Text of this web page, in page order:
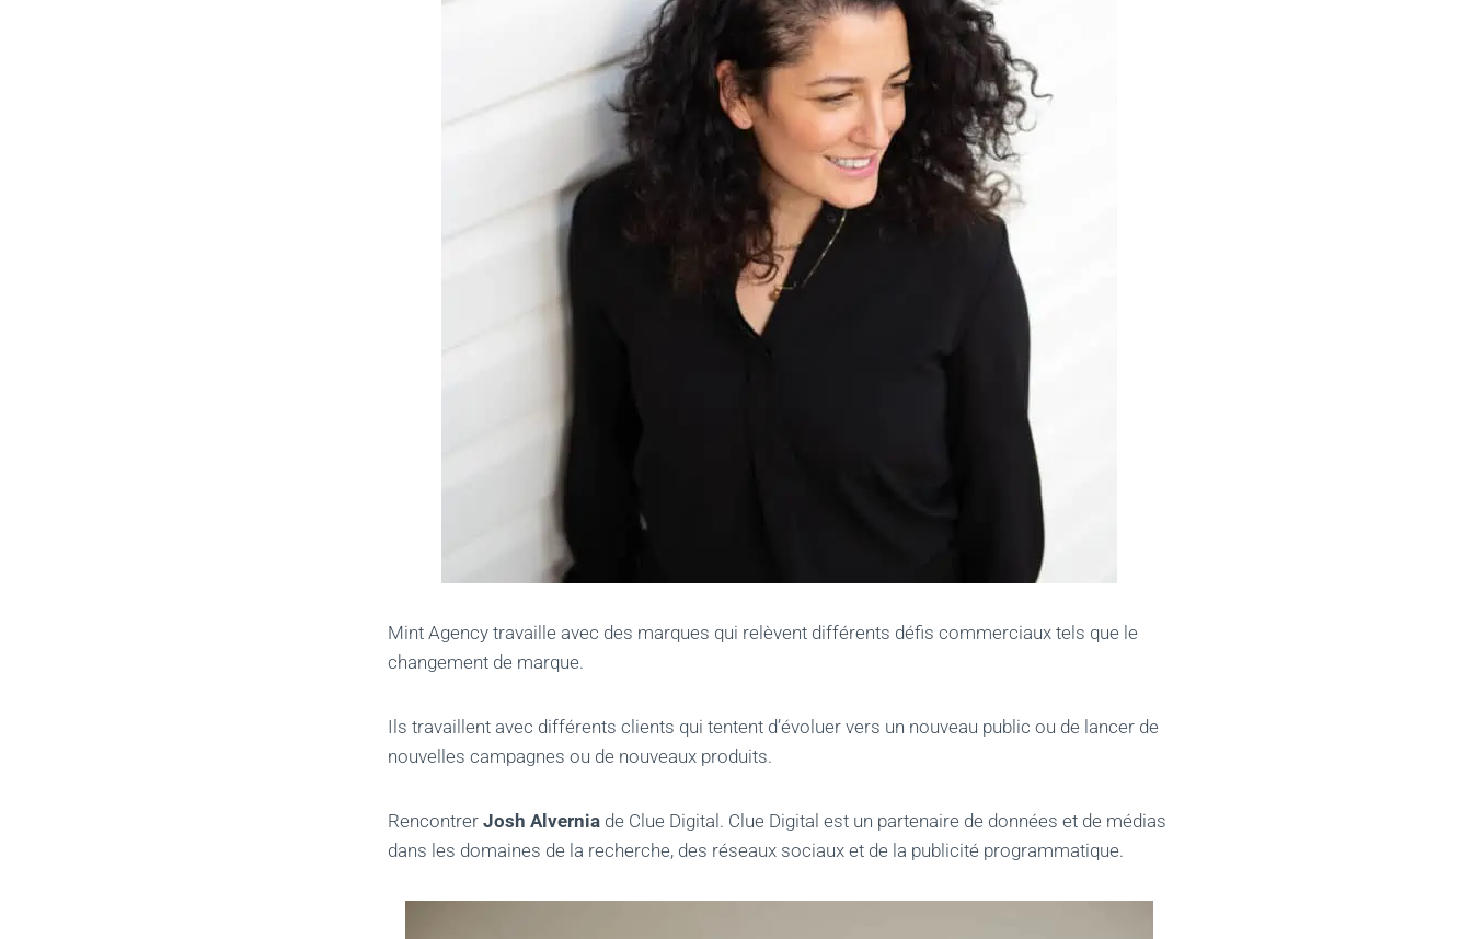
Mint Agency travaille avec des marques qui relèvent différents défis commerciaux tels que le
changement de marque.
Ils travaillent avec différents clients qui tentent d’évoluer vers un nouveau public ou de lancer de
nouvelles campagnes ou de nouveaux produits.
RencontrerJosh Alvernia de Clue Digital. Clue Digital est un partenaire de données et de médias
dans les domaines de la recherche, des réseaux sociaux et de la publicité programmatique.